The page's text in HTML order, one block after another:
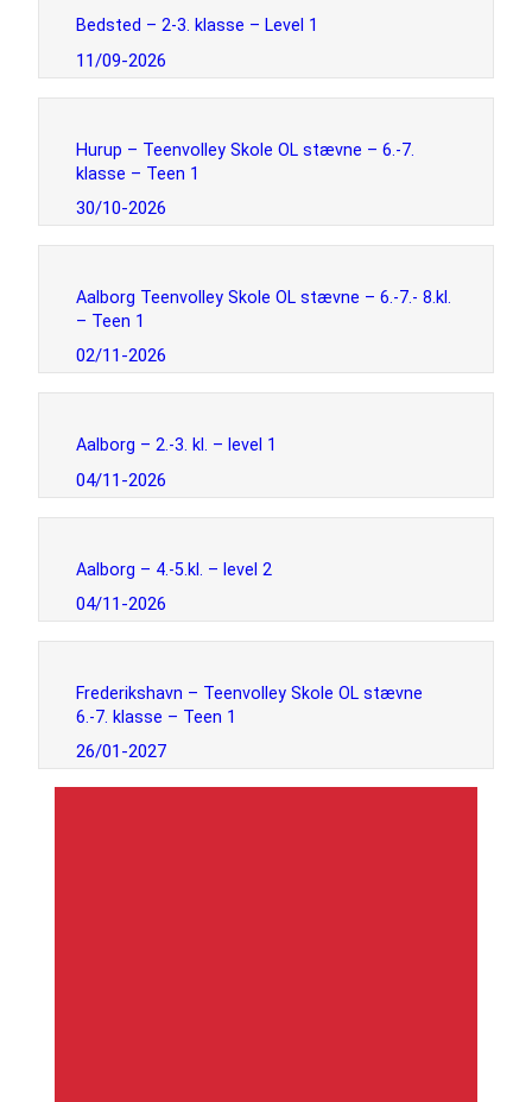
Bedsted – 2-3. klasse – Level 1
11/09-2026
Hurup – Teenvolley Skole OL stævne – 6.-7.
klasse – Teen 1
30/10-2026
Aalborg Teenvolley Skole OL stævne – 6.-7.- 8.kl.
– Teen 1
02/11-2026
Aalborg – 2.-3. kl. – level 1
04/11-2026
Aalborg – 4.-5.kl. – level 2
04/11-2026
Frederikshavn – Teenvolley Skole OL stævne
6.-7. klasse – Teen 1
26/01-2027